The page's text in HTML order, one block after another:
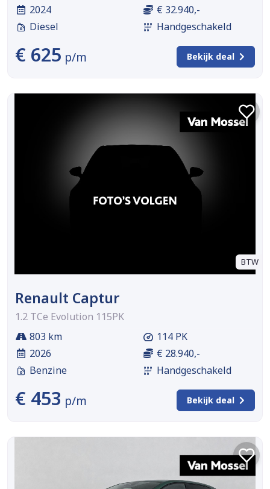
2024
Diesel
€ 32.940,-
Handgeschakeld
€ 625 p/m Bekijk deal
BTW
Renault Captur
1.2 TCe Evolution 115PK
803 km
2026
Benzine
114 PK
€ 28.940,-
Handgeschakeld
€ 453 p/m Bekijk deal